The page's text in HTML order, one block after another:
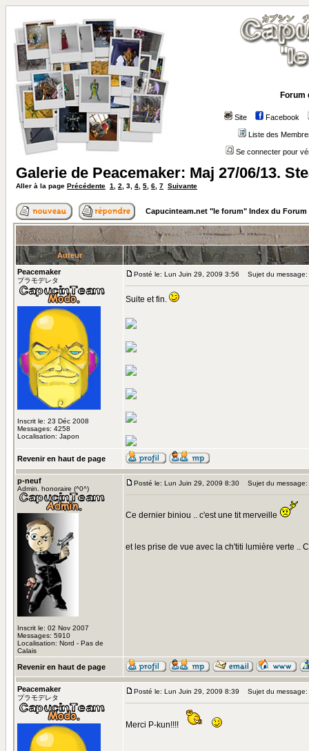
Forum
Site Facebook
Liste des
Se connecter pour
Galerie de Peacemaker: Maj 27/06/13.
Aller à la page Précédente 1 2 3 4 5 6 7 Suivante
Capucinteam.net "le forum" Index du Forum
Auteur
Peacemaker
プラモデレタ
Inscrit le: 23 Déc 2008
Messages: 4258
Localisation: Japon
Posté le: Lun Juin 29, 2009 3:56 Sujet du message:
Suite et fin.
Revenir en haut de page
p-neuf
Admin. honoraire (^0^)
Inscrit le: 02 Nov 2007
Messages: 5910
Localisation: Nord - Pas de
Calais
Posté le: Lun Juin 29, 2009 8:30 Sujet du message:
Ce dernier biniou .. c'est une tit merveille
et les prise de vue avec la ch'titi lumière verte ..
Revenir en haut de page
Peacemaker
プラモデレタ
Posté le: Lun Juin 29, 2009 8:39 Sujet du message:
Merci P-kun!!!!